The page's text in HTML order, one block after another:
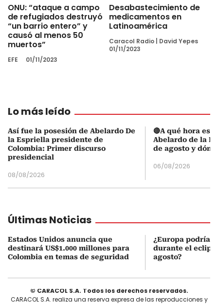
ONU: “ataque a campo
de refugiados destruyó
“un barrio entero” y
causó al menos 50
muertos”
EFE 01/11/2023
Desabastecimiento de
medicamentos en
Latinoamérica
Caracol Radio
David Yepes
01/11/2023
Lo más leído
Así fue la posesión de Abelardo De
la Espriella presidente de
Colombia: Primer discurso
presidencial
08/08/2026
🔴A qué hora es
Abelardo de la
de agosto y
06/08/2026
Últimas Noticias
Estados Unidos anuncia que
destinará US$1.000 millones para
Colombia en temas de seguridad
¿Europa podría
durante el
agosto?
© CARACOL S.A. Todos los derechos reservados.
CARACOL S.A. realiza una reserva expresa de las reproducciones y